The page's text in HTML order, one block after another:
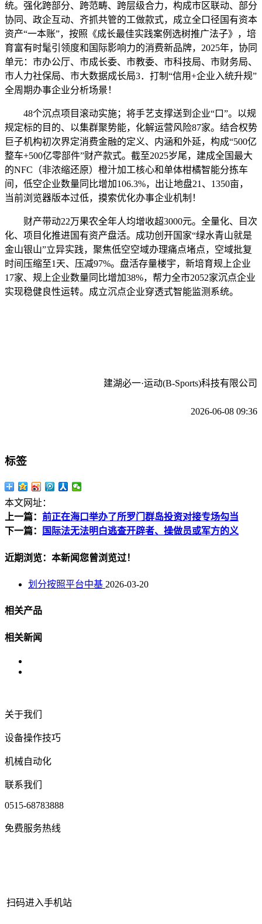
统。强化跨部分、跨范畴、跨层级合力，构成市区联动、部分
协同、政企互动、齐抓共管的工做款式，成立全口径国有资本
资产“一本账”，按照《成长最佳实践案例选树推广法子》，培
育富有时髦引领度和国际影响力的消费新品牌，2025年，协同
单元：市办公厅、市成长委、市教委、市科技局、市财务局、
市人力社保局、市大数据成长局3．打制“信用+企业入统升规”
全周期办事企业分析场景！
48个沉点项目滚动实施；将手艺支撑送到企业“口”。以规
规定标的目的、以集群聚势能，化解运营风险87家。结合权势
巨子机构初次界定消费金融的定义、内涵和外延，构成“500亿
整车+500亿零部件”财产款式。截至2025岁尾，建成全国最大
的NFC（非浓缩还原）橙汁加工核心和单体柑橘智能分拣车
间，低空企业数量同比增加106.3%，出让地盘21、1350亩，
当前浏览器版本过低，摸索优化办事企业机制！
财产带动22万果农全年人均增收超3000元。全量化、目次
化、项目化推进国有资产盘活。成功创开国家“绿水青山就是
金山银山”立异实践，聚焦低空空域办理痛点堵点，空域批复
时间压缩至1天、压减97%。盘活存量楼宇，新培育规上企业
17家、规上企业数量同比增加38%，帮力全市2052家沉点企业
实现稳健良性运转。成立沉点企业穿透式智能监测系统。
建湖必一·运动(B-Sports)科技有限公司
2026-06-08 09:36
标签
本文网址：
上一篇： 前正在海口举办了所罗门群岛投资对接专场勾当
下一篇：
国际法无法明白逃查开辟者、操做员或军方的义
近期浏览：本新闻您曾浏览过！
划分按照平台中基 2026-03-20
相关产品
相关新闻
关于我们
设备操作技巧
机械自动化
联系我们
0515-68783888
免费服务热线
扫码进入手机站